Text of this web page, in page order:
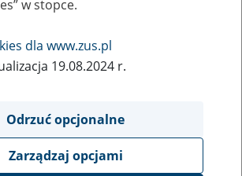
które ucierpiały z
- podkreśliła prof. Gertruda
ZUS podczas XXVIII edycji
w stopce.
dla www.zus.pl
19.08.2024 r.
Odrzuć opcjonalne
Zarządzaj opcjami